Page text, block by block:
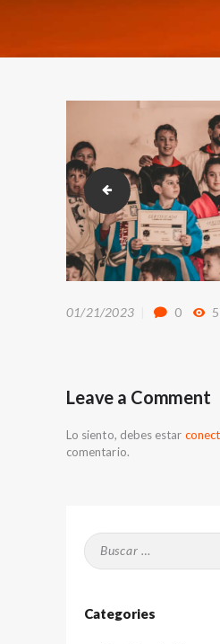
DSC_5403
01/21/2023 0
Leave a Comment
Lo siento, debes estar
comentario.
Buscar:
Categories